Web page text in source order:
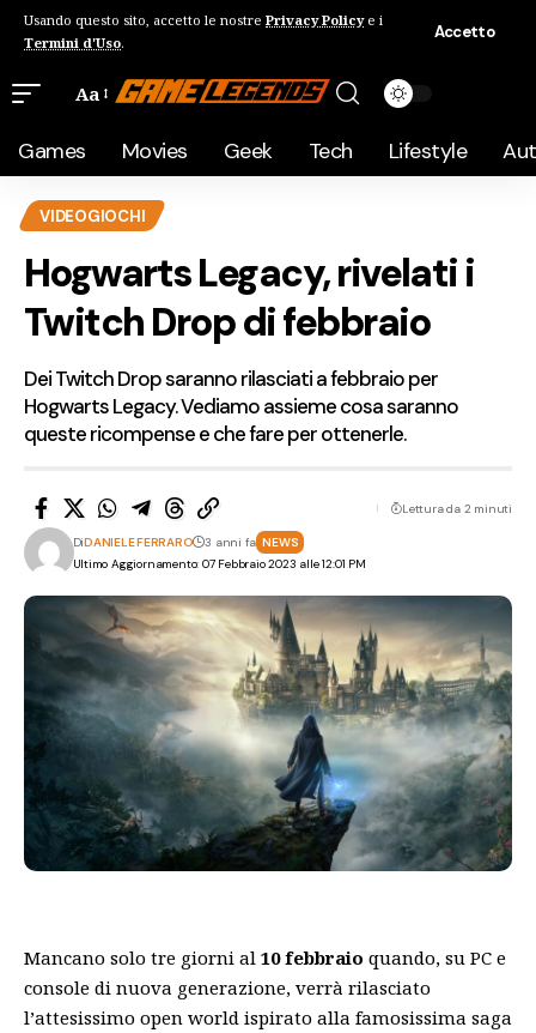
Usando questo sito, accetto le nostre Privacy Policye i
Termini d'Uso.
Accetto
Aa
Games Movies Geek Tech Lifestyle
VIDEOGIOCHI
Hogwarts Legacy, rivelati i
Twitch Drop di febbraio
Dei Twitch Drop saranno rilasciati a febbraio per
Hogwarts Legacy. Vediamo assieme cosa saranno
queste ricompense e che fare per ottenerle.
Ultimo Aggiornamento: 07 Febbraio 2023 alle 12:01 PM
DiDANIELE FERRARO 3 anni fa NEWS
Lettura da 2 minuti
Mancano solo tre giorni al 10 febbraio quando, su PC e
console di nuova generazione, verrà rilasciato
l’attesissimo open world ispirato alla famosissima saga